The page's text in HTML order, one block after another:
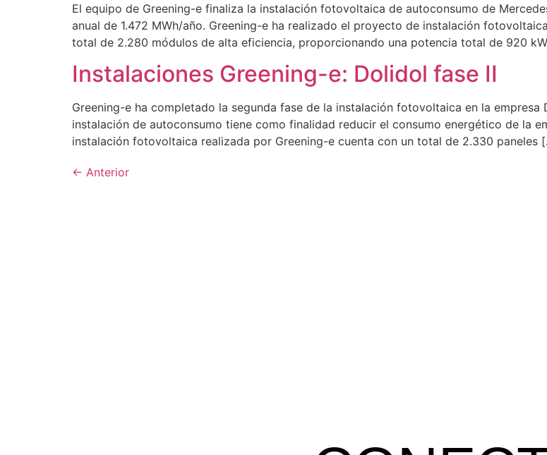
El equipo de Greening-e finaliza la instalación fotovoltaica de autoconsumo de
anual de 1.472 MWh/año. Greening-e ha realizado el proyecto de instalación
total de 2.280 módulos de alta eficiencia, proporcionando una potencia total de 920
Instalaciones Greening-e: Dolidol fase II
Greening-e ha completado la segunda fase de la instalación fotovoltaica en la
instalación de autoconsumo tiene como finalidad reducir el consumo energético de la
instalación fotovoltaica realizada por Greening-e cuenta con un total de 2.330 paneles
← Anterior